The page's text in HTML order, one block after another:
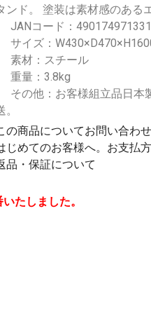
ンド。 塗装は素材感のある
JANコード：
サイズ：
素材：スチール
重量：3.8kg
その他：お客様組立品日本
。
の商品についてお問い合わせ
じめてのお客様へ。お支払
品・保証について
たしました。